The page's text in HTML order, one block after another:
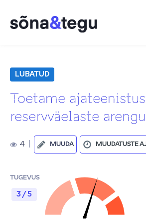
LUBATUD
Toetame
reservväelaste
4 MUUDA MUUDATUSTE
TUGEVUS
3 / 5